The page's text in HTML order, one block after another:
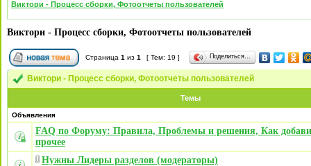
Виктори - Процесс сборки, Фотоотчеты пользователей
Виктори - Процесс сборки, Фотоотчеты пользователей
Страница 1 из 1 [ Тем: 19 ] Поделиться…
Виктори - Процесс сборки, Фотоотчеты пользователей
Темы
Объявления
FAQ по Форуму: Правила, Проблемы и решения, Как
прочее
Нужны Лидеры разделов (модераторы)